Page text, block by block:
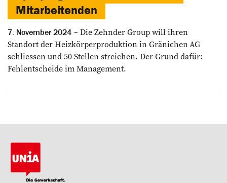
Mitarbeitenden
7. November 2024
Die Zehnder Group will ihren
Standort der Heizkörper­produktion in Gränichen AG
schliessen und 50 Stellen ­streichen. Der Grund dafür:
Fehlentscheide im Management.